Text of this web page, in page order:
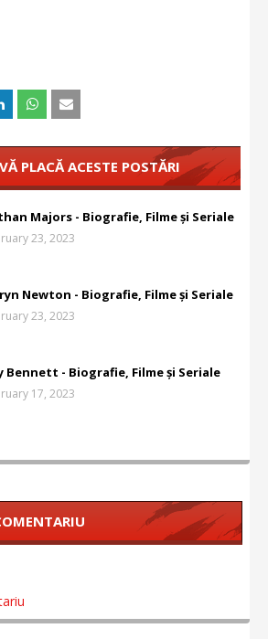
PLACĂ ACESTE POSTĂRI
Majors - Biografie, Filme și Seriale
23, 2023
Newton - Biografie, Filme și Seriale
23, 2023
Bennett - Biografie, Filme și Seriale
17, 2023